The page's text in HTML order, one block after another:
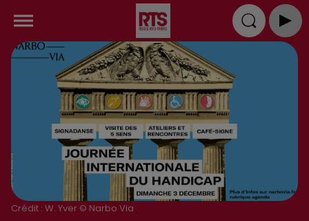
Crédit : W. Yver © Narbo Via